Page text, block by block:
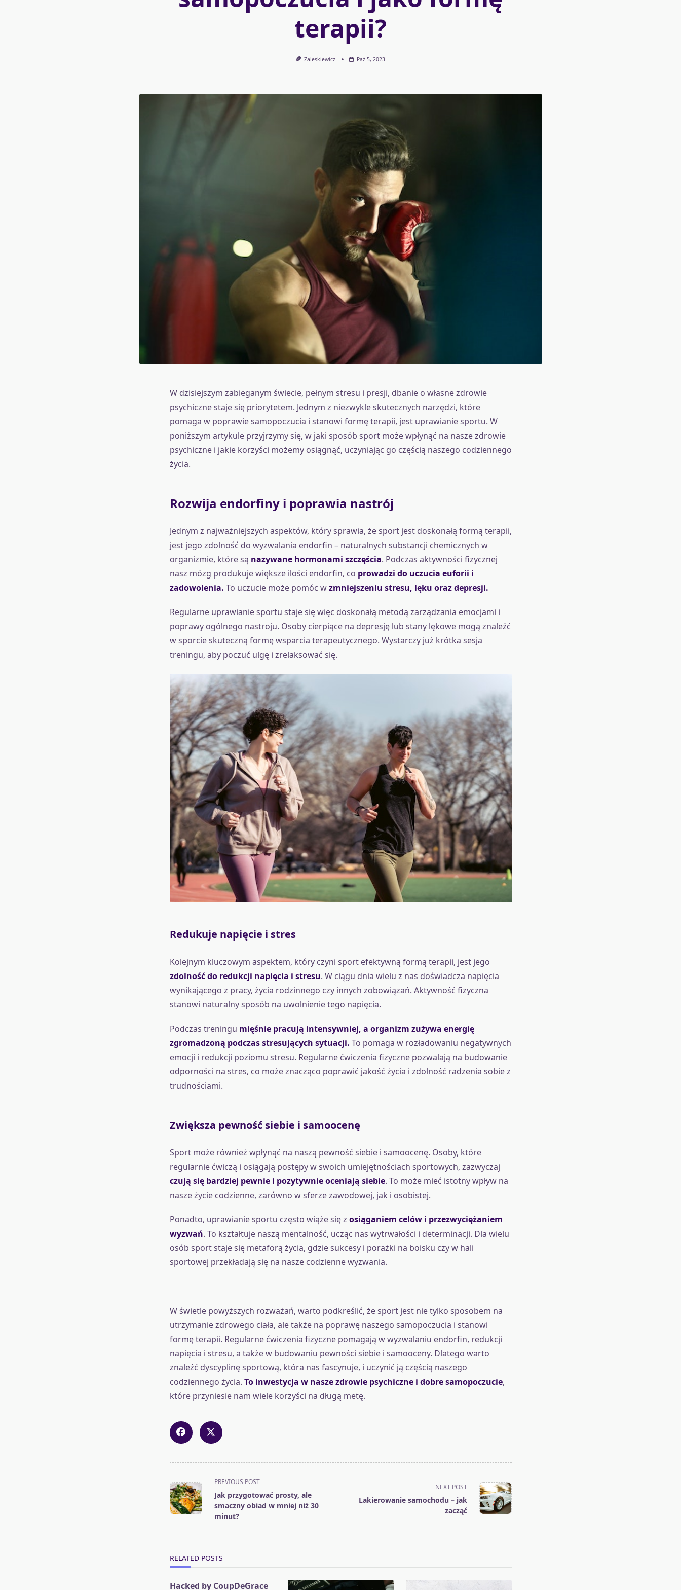
terapii?
Zaleskiewicz Paź 5, 2023
W dzisiejszym zabieganym świecie, pełnym stresu i presji, dbanie o własne zdrowie
psychiczne staje się priorytetem. Jednym z niezwykle skutecznych narzędzi, które
pomaga w poprawie samopoczucia i stanowi formę terapii, jest uprawianie sportu. W
poniższym artykule przyjrzymy się, w jaki sposób sport może wpłynąć na nasze zdrowie
psychiczne i jakie korzyści możemy osiągnąć, uczyniając go częścią naszego codziennego
życia.
Rozwija endorfiny i poprawia nastrój
Jednym z najważniejszych aspektów, który sprawia, że sport jest doskonałą formą terapii,
jest jego zdolność do wyzwalania endorfin – naturalnych substancji chemicznych w
organizmie, które są nazywane hormonami szczęścia. Podczas aktywności fizycznej
nasz mózg produkuje większe ilości endorfin, co prowadzi do uczucia euforii i
zadowolenia. To uczucie może pomóc wzmniejszeniu stresu, lęku oraz depresji.
Regularne uprawianie sportu staje się więc doskonałą metodą zarządzania emocjami i
poprawy ogólnego nastroju. Osoby cierpiące na depresję lub stany lękowe mogą znaleźć
w sporcie skuteczną formę wsparcia terapeutycznego. Wystarczy już krótka sesja
treningu, aby poczuć ulgę i zrelaksować się.
Redukuje napięcie i stres
Kolejnym kluczowym aspektem, który czyni sport efektywną formą terapii, jest jego
zdolność do redukcji napięcia i stresu. W ciągu dnia wielu z nas doświadcza napięcia
wynikającego z pracy, życia rodzinnego czy innych zobowiązań. Aktywność fizyczna
stanowi naturalny sposób na uwolnienie tego napięcia.
Podczas treningu mięśnie pracują intensywniej, a organizm zużywa energię
zgromadzoną podczas stresujących sytuacji. To pomaga w rozładowaniu negatywnych
emocji i redukcji poziomu stresu. Regularne ćwiczenia fizyczne pozwalają na budowanie
odporności na stres, co może znacząco poprawić jakość życia i zdolność radzenia sobie z
trudnościami.
Zwiększa pewność siebie i samoocenę
Sport może również wpłynąć na naszą pewność siebie i samoocenę. Osoby, które
regularnie ćwiczą i osiągają postępy w swoich umiejętnościach sportowych, zazwyczaj
czują się bardziej pewnie i pozytywnie oceniają siebie. To może mieć istotny wpływ na
nasze życie codzienne, zarówno w sferze zawodowej, jak i osobistej.
Ponadto, uprawianie sportu często wiąże się z osiąganiem celów i przezwyciężaniem
wyzwań. To kształtuje naszą mentalność, ucząc nas wytrwałości i determinacji. Dla wielu
osób sport staje się metaforą życia, gdzie sukcesy i porażki na boisku czy w hali
sportowej przekładają się na nasze codzienne wyzwania.
W świetle powyższych rozważań, warto podkreślić, że sport jest nie tylko sposobem na
utrzymanie zdrowego ciała, ale także na poprawę naszego samopoczucia i stanowi
formę terapii. Regularne ćwiczenia fizyczne pomagają w wyzwalaniu endorfin, redukcji
napięcia i stresu, a także w budowaniu pewności siebie i samooceny. Dlatego warto
znaleźć dyscyplinę sportową, która nas fascynuje, i uczynić ją częścią naszego
codziennego życia. To inwestycja w nasze zdrowie psychiczne i dobre samopoczucie,
które przyniesie nam wiele korzyści na długą metę.
<span
class="nav-
subtitle
screen-
PREVIOUS POST
Jak przygotować prosty, ale
smaczny obiad w mniej niż 30
minut?
NEXT POST
Lakierowanie samochodu – jak
zacząć
RELATED POSTS
Hacked by CoupDeGrace